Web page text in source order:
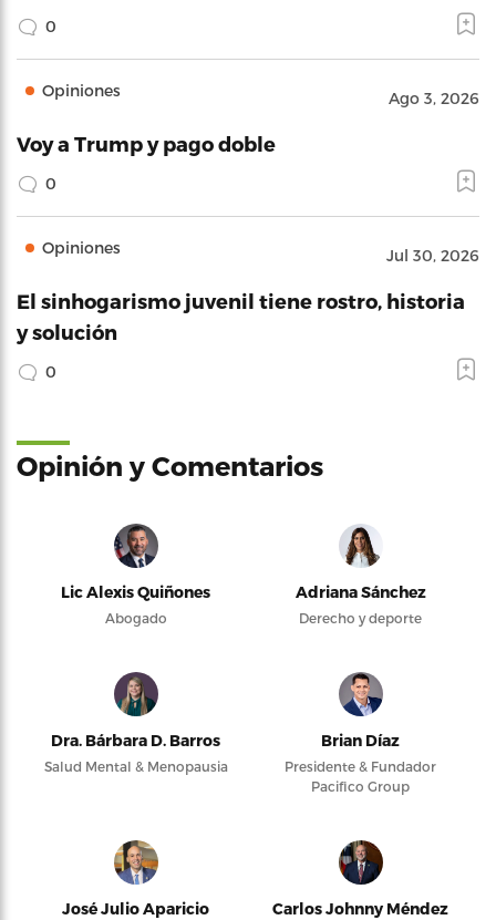
0
Opiniones Ago 3, 2026
Voy a Trump y pago doble
0
Opiniones Jul 30, 2026
El sinhogarismo juvenil tiene rostro, historia
y solución
0
Opinión y Comentarios
Lic Alexis Quiñones
Abogado
Adriana Sánchez
Derecho y deporte
Dra. Bárbara D. Barros
Salud Mental & Menopausia
Brian Díaz
Presidente & Fundador
Pacifico Group
José Julio Aparicio
Carlos Johnny Méndez